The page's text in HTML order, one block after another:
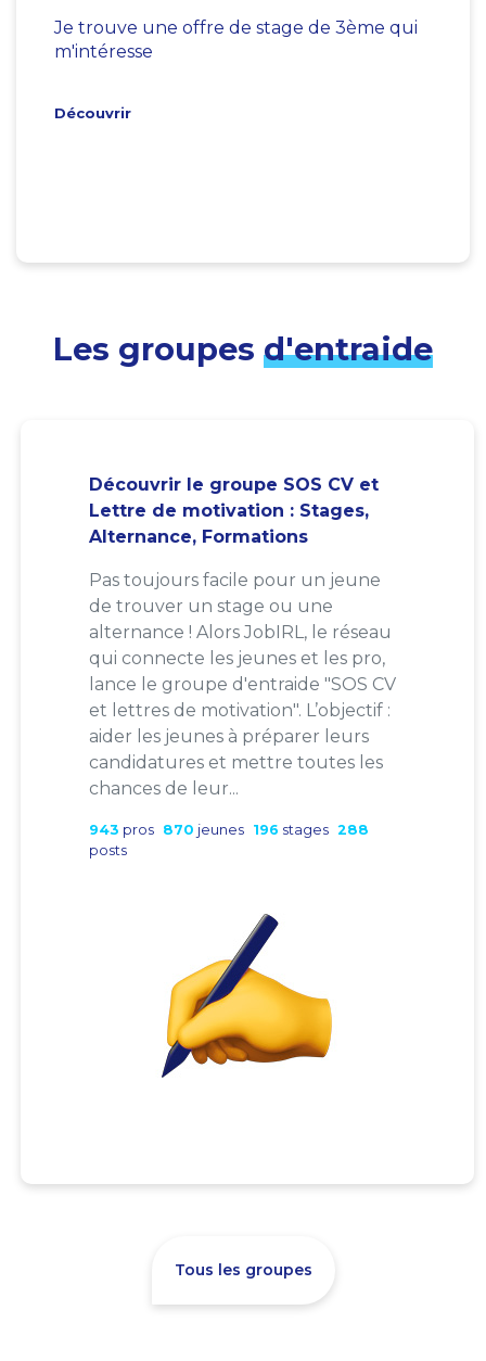
Je trouve une offre de stage de 3ème qui
m'intéresse
Découvrir
Les groupes d'entraide
Découvrir le groupe SOS CV et
Lettre de motivation : Stages,
Alternance, Formations
Pas toujours facile pour un jeune
de trouver un stage ou une
alternance ! Alors JobIRL, le réseau
qui connecte les jeunes et les pro,
lance le groupe d'entraide "SOS CV
et lettres de motivation". L’objectif :
aider les jeunes à préparer leurs
candidatures et mettre toutes les
chances de leur...
943 pros 870 jeunes 196 stages 288
posts
Tous les groupes